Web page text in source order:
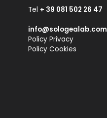
Tel + 39 081 502 26 47
info@sologealab.com
Policy Privacy
Policy Cookies